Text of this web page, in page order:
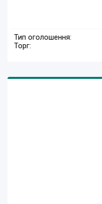
Тип оголошення:
Торг: